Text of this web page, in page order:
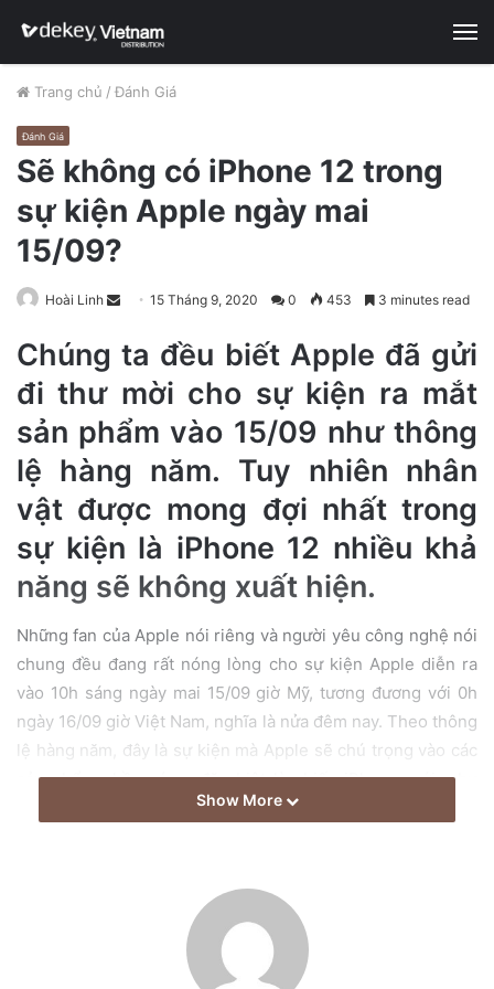
Trang chủ / Đánh Giá
Đánh Giá
Sẽ không có iPhone 12 trong
sự kiện Apple ngày mai
15/09?
Hoài Linh
n
a
n
m
a
i
15 Tháng 9, 2020 0 453 3 minutes read
Chúng ta đều biết Apple đã gửi
đi thư mời cho sự kiện ra mắt
sản phẩm vào 15/09 như thông
lệ hàng năm. Tuy nhiên nhân
vật được mong đợi nhất trong
sự kiện là iPhone 12 nhiều khả
năng sẽ không xuất hiện.
Những fan của Apple nói riêng và người yêu công nghệ nói
chung đều đang rất nóng lòng cho sự kiện Apple diễn ra
vào 10h sáng ngày mai 15/09 giờ Mỹ, tương đương với 0h
ngày 16/09 giờ Việt Nam, nghĩa là nửa đêm nay. Theo thông
lệ hàng năm, đây là sự kiện mà Apple sẽ chú trọng vào các
sản phẩm phần cứng, đặc biệt là chiếc iPhone mới, như
năm nay sẽ là iPhone 12. Mặc dù vậy, bạn cũng không nên
Show More